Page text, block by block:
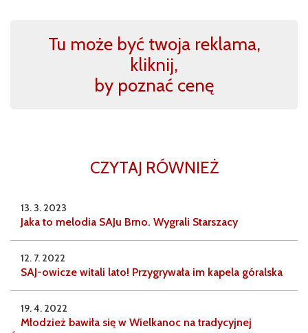
Tu może być twoja reklama,
kliknij,
by poznać cenę
CZYTAJ RÓWNIEŻ
13. 3. 2023
Jaka to melodia SAJu Brno. Wygrali Starszacy
12. 7. 2022
SAJ-owicze witali lato! Przygrywała im kapela góralska
19. 4. 2022
Młodzież bawiła się w Wielkanoc na tradycyjnej